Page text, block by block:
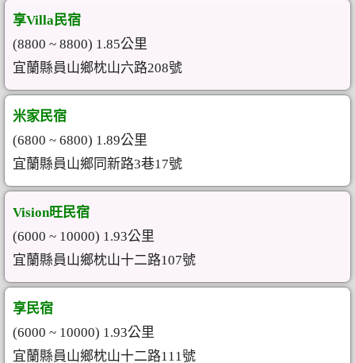
享Villa民宿
(8800 ~ 8800) 1.85公里
宜蘭縣員山鄉枕山六路208號
米家民宿
(6800 ~ 6800) 1.89公里
宜蘭縣員山鄉同新路3巷17號
Vision旺民宿
(6000 ~ 10000) 1.93公里
宜蘭縣員山鄉枕山十二路107號
享民宿
(6000 ~ 10000) 1.93公里
宜蘭縣員山鄉枕山十二路111號